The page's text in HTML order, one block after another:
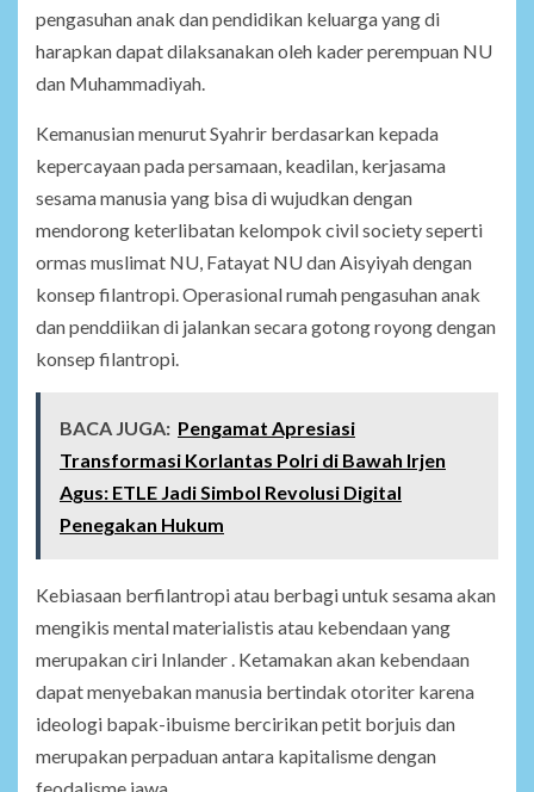
pengasuhan anak dan pendidikan keluarga yang di
harapkan dapat dilaksanakan oleh kader perempuan NU
dan Muhammadiyah.
Kemanusian menurut Syahrir berdasarkan kepada
kepercayaan pada persamaan, keadilan, kerjasama
sesama manusia yang bisa di wujudkan dengan
mendorong keterlibatan kelompok civil society seperti
ormas muslimat NU, Fatayat NU dan Aisyiyah dengan
konsep filantropi. Operasional rumah pengasuhan anak
dan penddiikan di jalankan secara gotong royong dengan
konsep filantropi.
BACA JUGA: Pengamat Apresiasi
Transformasi Korlantas Polri di Bawah Irjen
Agus: ETLE Jadi Simbol Revolusi Digital
Penegakan Hukum
Kebiasaan berfilantropi atau berbagi untuk sesama akan
mengikis mental materialistis atau kebendaan yang
merupakan ciri Inlander . Ketamakan akan kebendaan
dapat menyebakan manusia bertindak otoriter karena
ideologi bapak-ibuisme bercirikan petit borjuis dan
merupakan perpaduan antara kapitalisme dengan